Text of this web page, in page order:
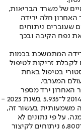
של משרד הבריאות,
חלה ירידה
ניתוחים
נפח הקיבה ובכך
המתמשכת בכמות
זריקות לטיפול
בטיפול באחת
המערבי.
האחרון ירד מספר
הניתוחים הבריאטריים בישראל מ־9,070 בשנת 2014 ל־5,935 בשנת 2023 -
גדלה משמעותית בעשור זה,
על פי נתונים לא
רשמיים ולא סופיים, ב־2024 התבצעו בישראל כ־6,800 ניתוחים לקיצור